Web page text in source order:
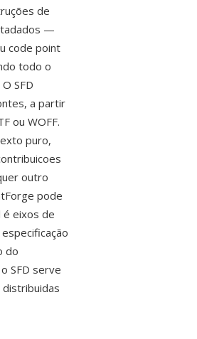
de
—
code point
todo o
SFD
a partir
ou WOFF.
puro,
outro
pode
eixos de
do
SFD serve